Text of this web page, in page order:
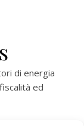
di energia
ed